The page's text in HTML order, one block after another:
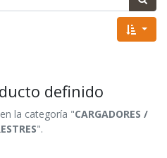
definido
la categoría "CARGADORES /
".